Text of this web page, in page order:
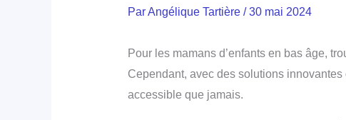
ParAngélique Tartière /30 mai 2024
Pour les mamans d’enfants en bas âge,
Cependant, avec des solutions
accessible que jamais.